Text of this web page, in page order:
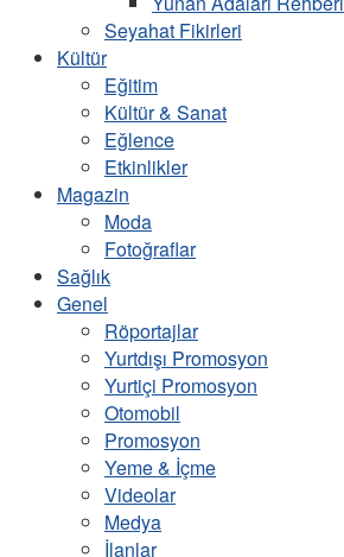
Seyahat Fikirleri
Kültür
Eğitim
Kültür & Sanat
Eğlence
Etkinlikler
Magazin
Moda
Fotoğraflar
Sağlık
Genel
Röportajlar
Yurtdışı Promosyon
Yurtiçi Promosyon
Otomobil
Promosyon
Yeme & İçme
Videolar
Medya
İlanlar